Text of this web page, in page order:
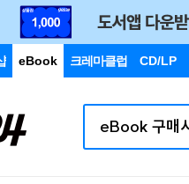
eBook 크레마클럽 CD/LP